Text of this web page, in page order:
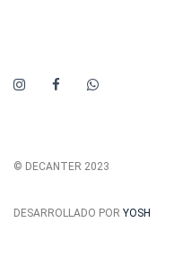
© DECANTER 2023
DESARROLLADO POR YOSH